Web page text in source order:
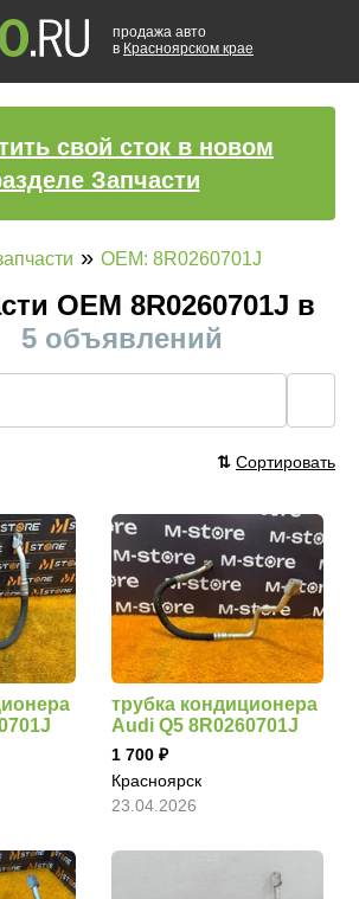
продажа авто
в Красноярском крае
свой сток в новом
Запчасти
» OEM: 8R0260701J
ОЕМ 8R0260701J в
5 объявлений
⇅ Сортировать
трубка кондиционера
Audi Q5 8R0260701J
1 700
Красноярск
23.04.2026